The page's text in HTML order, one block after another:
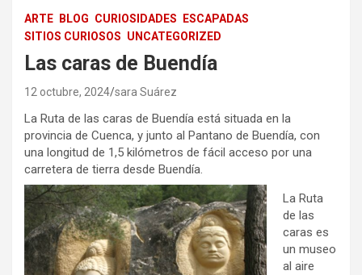
ARTE BLOG CURIOSIDADES
ESCAPADAS
SITIOS CURIOSOS UNCATEGORIZED
Las caras de Buendía
12 octubre, 2024 sara Suárez
La Ruta de las caras de Buendía está situada en la
provincia de Cuenca, y junto al Pantano de Buendía, con
una longitud de 1,5 kilómetros de fácil acceso por una
carretera de tierra desde Buendía.
La Ruta
de las
caras es
un museo
al aire